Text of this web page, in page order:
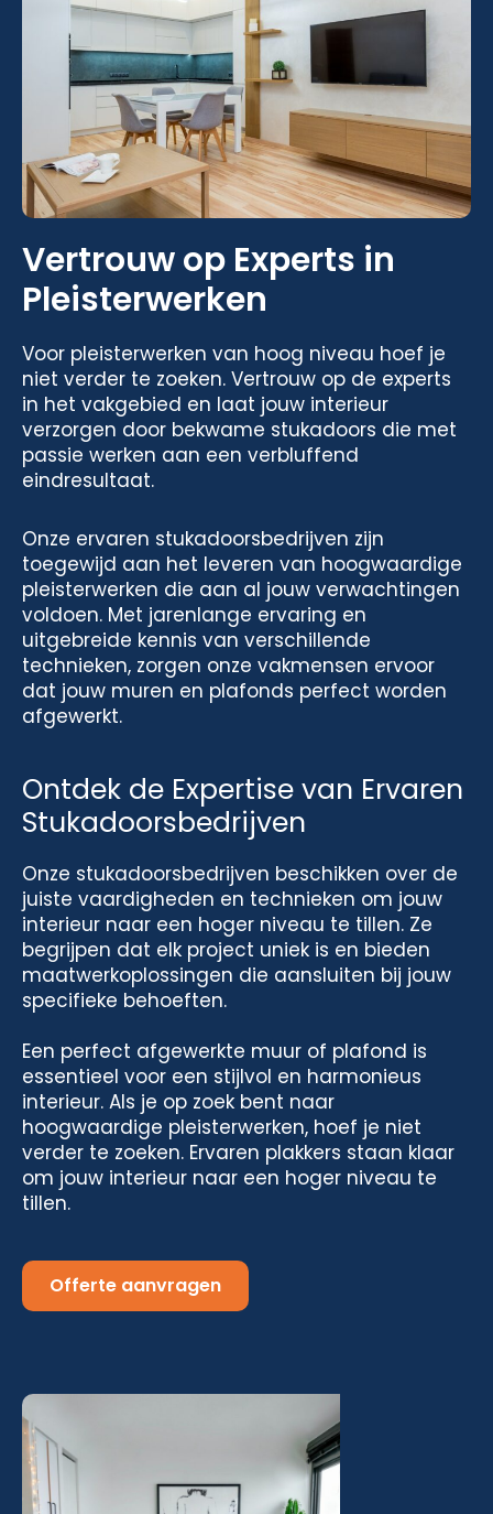
Vertrouw op Experts in
Pleisterwerken
Voor pleisterwerken van hoog niveau hoef je
niet verder te zoeken. Vertrouw op de experts
in het vakgebied en laat jouw interieur
verzorgen door bekwame stukadoors die met
passie werken aan een verbluffend
eindresultaat.
Onze ervaren stukadoorsbedrijven zijn
toegewijd aan het leveren van hoogwaardige
pleisterwerken die aan al jouw verwachtingen
voldoen. Met jarenlange ervaring en
uitgebreide kennis van verschillende
technieken, zorgen onze vakmensen ervoor
dat jouw muren en plafonds perfect worden
afgewerkt.
Ontdek de Expertise van Ervaren
Stukadoorsbedrijven
Onze stukadoorsbedrijven beschikken over de
juiste vaardigheden en technieken om jouw
interieur naar een hoger niveau te tillen. Ze
begrijpen dat elk project uniek is en bieden
maatwerkoplossingen die aansluiten bij jouw
specifieke behoeften.
Een perfect afgewerkte muur of plafond is
essentieel voor een stijlvol en harmonieus
interieur. Als je op zoek bent naar
hoogwaardige pleisterwerken, hoef je niet
verder te zoeken. Ervaren plakkers staan klaar
om jouw interieur naar een hoger niveau te
tillen.
Offerte aanvragen